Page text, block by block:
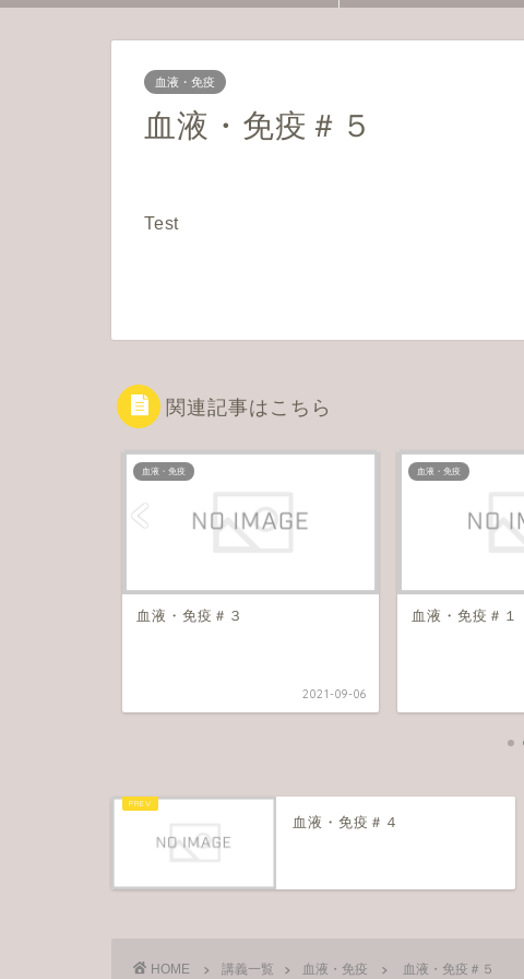
血液・免疫
血液・免疫＃５
Test
関連記事はこちら
血液・免疫
血液・免疫＃３
2021-09-06
血液・免疫
血液・免疫＃１
血液・免疫＃４
HOME 講義一覧 血液・免疫 血液・免疫＃５